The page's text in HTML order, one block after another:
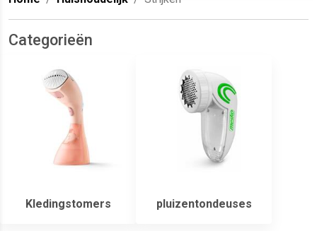
Categorieën
Kledingstomers pluizentondeuses